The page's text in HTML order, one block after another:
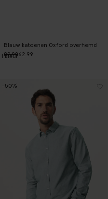
Blauw katoenen Oxford overhemd
89.9962.99
1kleur
-50%